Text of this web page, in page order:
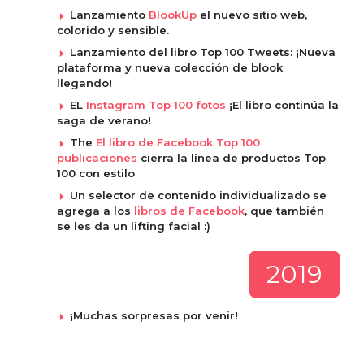
Lanzamiento BlookUp el nuevo sitio web,
colorido y sensible.
Lanzamiento del libro Top 100 Tweets: ¡Nueva
plataforma y nueva colección de blook
llegando!
EL Instagram Top 100 fotos ¡El libro continúa la
saga de verano!
The El libro de Facebook Top 100
publicaciones cierra la línea de productos Top
100 con estilo
Un selector de contenido individualizado se
agrega a los libros de Facebook, que también
se les da un lifting facial :)
2019
¡Muchas sorpresas por venir!